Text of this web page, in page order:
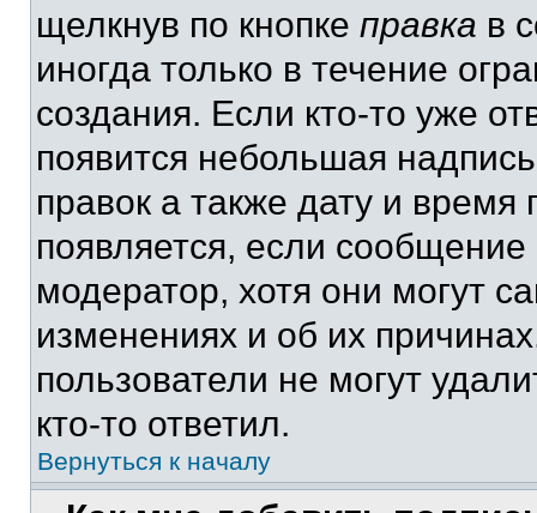
щелкнув по кнопке правка в
иногда только в течение
создания. Если кто-то уже
появится небольшая
правок а также дату и
появляется, если
модератор, хотя они могут
изменениях и об их
пользователи не могут
кто-то ответил.
Вернуться к началу